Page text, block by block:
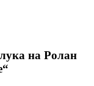
на Ролан